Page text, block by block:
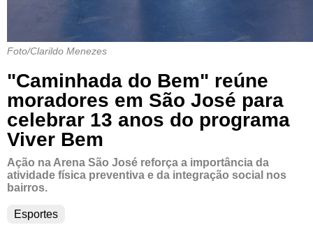
Foto/Clarildo Menezes
"Caminhada do Bem" reúne
moradores em São José para
celebrar 13 anos do programa
Viver Bem
Ação na Arena São José reforça a importância da
atividade física preventiva e da integração social nos
bairros.
Esportes